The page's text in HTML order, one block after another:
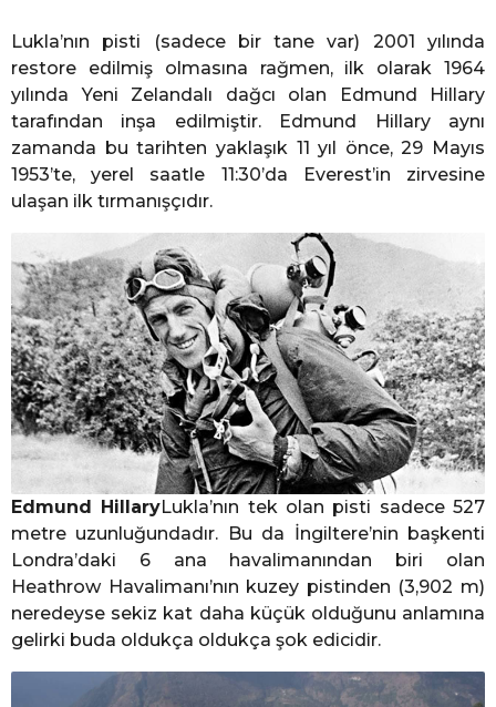
Lukla’nın pisti (sadece bir tane var) 2001 yılında
restore edilmiş olmasına rağmen, ilk olarak 1964
yılında Yeni Zelandalı dağcı olan Edmund Hillary
tarafından inşa edilmiştir. Edmund Hillary aynı
zamanda bu tarihten yaklaşık 11 yıl önce, 29 Mayıs
1953’te, yerel saatle 11:30’da Everest’in zirvesine
ulaşan ilk tırmanışçıdır.
Edmund HillaryLukla’nın tek olan pisti sadece 527
metre uzunluğundadır. Bu da İngiltere’nin başkenti
Londra’daki 6 ana havalimanından biri olan
Heathrow Havalimanı’nın kuzey pistinden (3,902 m)
neredeyse sekiz kat daha küçük olduğunu anlamına
gelirki buda oldukça oldukça şok edicidir.